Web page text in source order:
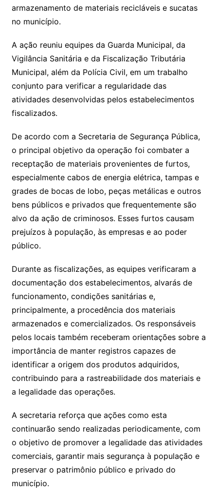
armazenamento de materiais recicláveis e sucatas
no município.
A ação reuniu equipes da Guarda Municipal, da
Vigilância Sanitária e da Fiscalização Tributária
Municipal, além da Polícia Civil, em um trabalho
conjunto para verificar a regularidade das
atividades desenvolvidas pelos estabelecimentos
fiscalizados.
De acordo com a Secretaria de Segurança Pública,
o principal objetivo da operação foi combater a
receptação de materiais provenientes de furtos,
especialmente cabos de energia elétrica, tampas e
grades de bocas de lobo, peças metálicas e outros
bens públicos e privados que frequentemente são
alvo da ação de criminosos. Esses furtos causam
prejuízos à população, às empresas e ao poder
público.
Durante as fiscalizações, as equipes verificaram a
documentação dos estabelecimentos, alvarás de
funcionamento, condições sanitárias e,
principalmente, a procedência dos materiais
armazenados e comercializados. Os responsáveis
pelos locais também receberam orientações sobre a
importância de manter registros capazes de
identificar a origem dos produtos adquiridos,
contribuindo para a rastreabilidade dos materiais e
a legalidade das operações.
A secretaria reforça que ações como esta
continuarão sendo realizadas periodicamente, com
o objetivo de promover a legalidade das atividades
comerciais, garantir mais segurança à população e
preservar o patrimônio público e privado do
município.